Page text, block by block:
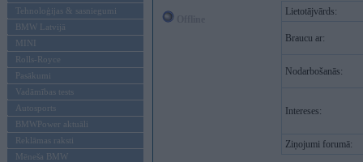
Tehnoloģijas & sasniegumi
BMW Latvijā
MINI
Rolls-Royce
Pasākumi
Vadāmības tests
Autosports
BMWPower aktuāli
Reklāmas raksti
Mēneša BMW
Lietotājvārds:
Braucu ar:
Nodarbošanās:
Intereses:
Ziņojumi forumā: